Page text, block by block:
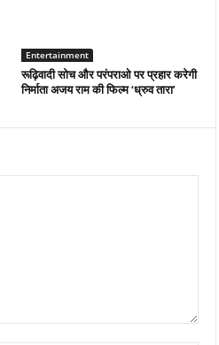
Entertainment
रूढ़िवादी सोच और परंपराओ पर प्रहार करेगी
निर्माता अजय राम की फिल्म ‘ध्रुव तारा’